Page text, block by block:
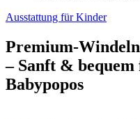
Ausstattung für Kinder
Premium-Windeln
– Sanft &
Babypopos